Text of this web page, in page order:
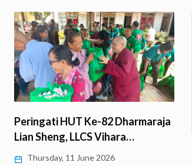
Peringati HUT Ke-82 Dharmaraja
Lian Sheng, LLCS Vihara…
Thursday, 11 June 2026